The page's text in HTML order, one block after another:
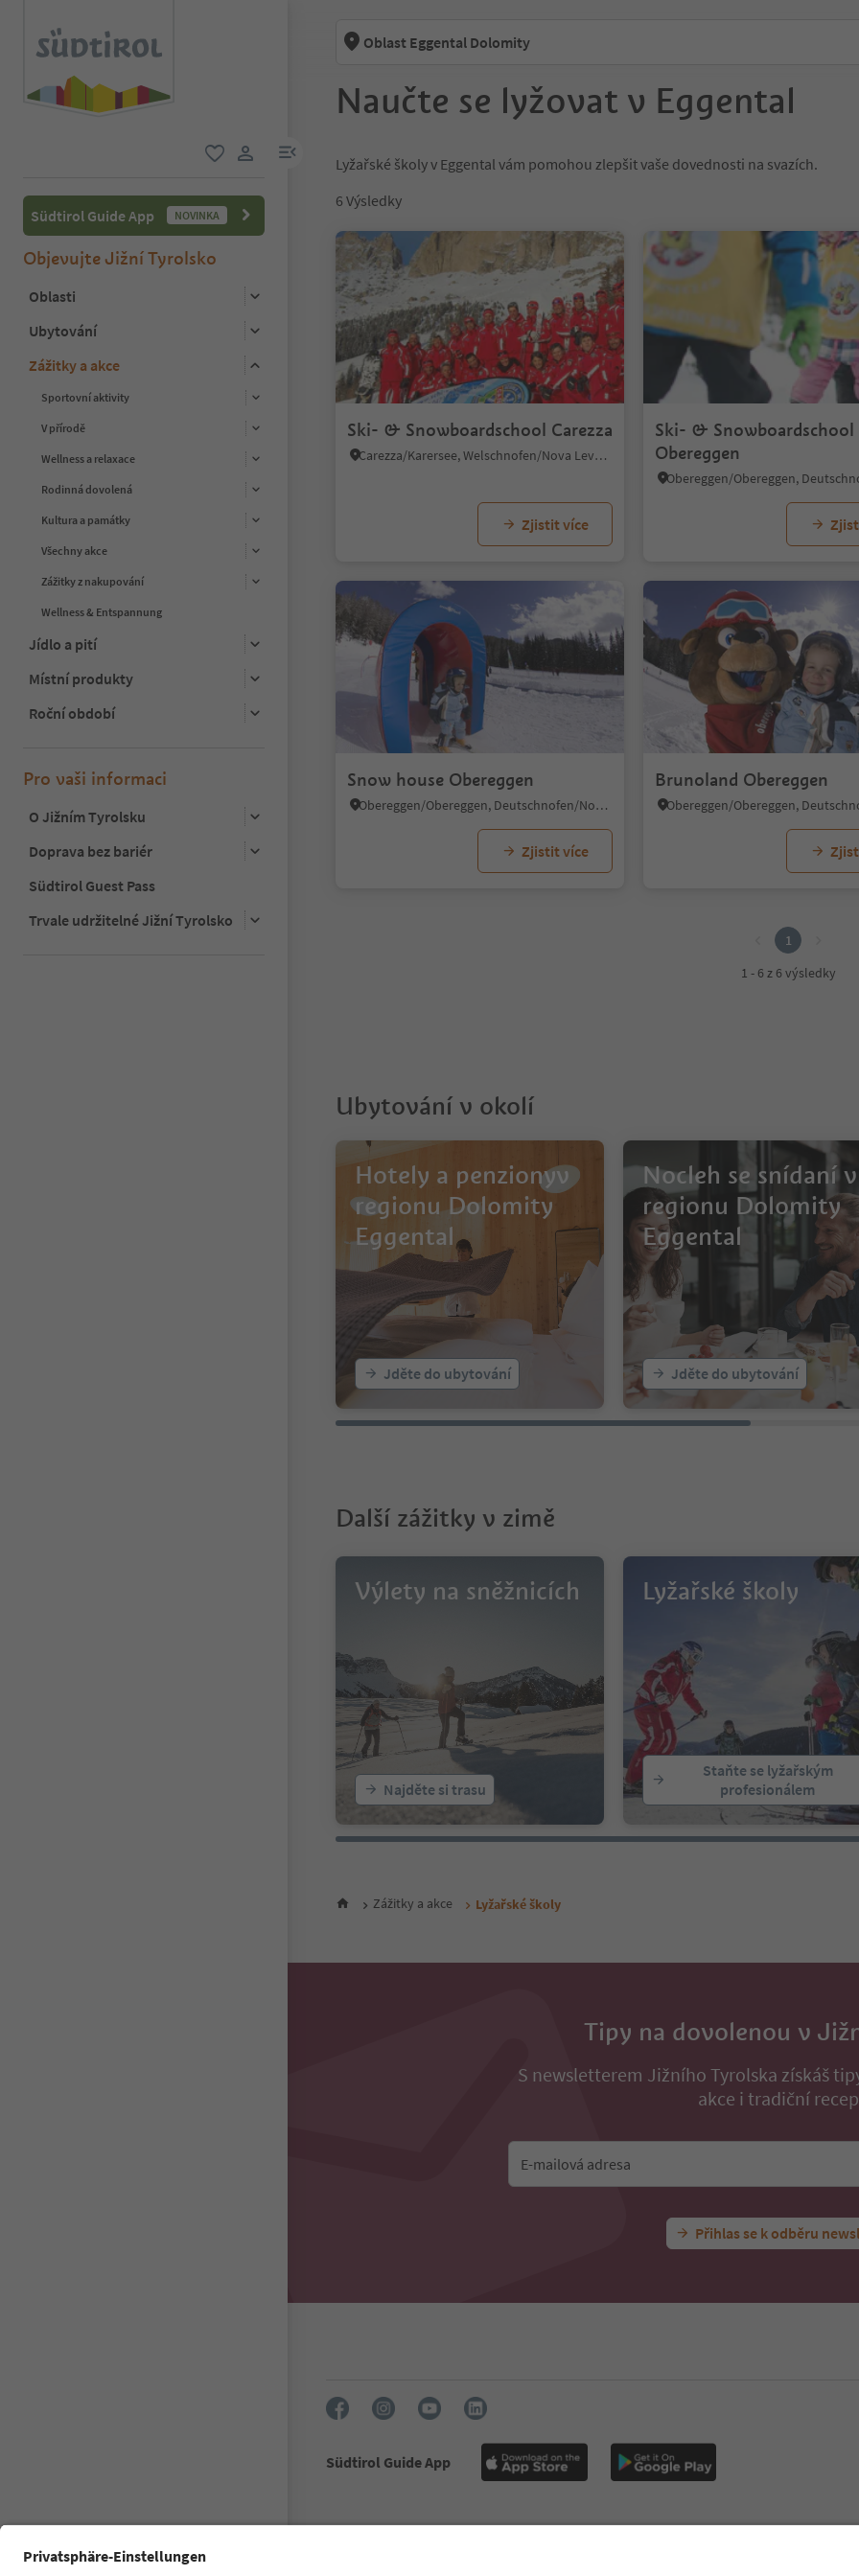
uživatelský odkaz
odkaz na menu
Südtirol Guide App NOVINKA
Objevujte Jižní Tyrolsko
Oblasti
Ubytování
Zážitky a akce
Sportovní aktivity
V přírodě
Wellness a relaxace
Rodinná dovolená
Kultura a památky
Všechny akce
Zážitky z nakupování
Wellness & Entspannung
Jídlo a pití
Místní produkty
Roční období
Pro vaši informaci
O Jižním Tyrolsku
Doprava bez bariér
Südtirol Guest Pass
Trvale udržitelné Jižní Tyrolsko
Oblast Eggental Dolomity
Naučte se lyžovat v Eggental
Lyžařské školy v Eggental vám pomohou zlepšit vaše dovednosti na svazích.
6 Výsledky
Ski- & Snowboardschool Carezza
Carezza/Karersee, Welschnofen/Nova Levante, Dolomites Region Eggental
Zjistit více
Ski- & Snowboardschool
Obereggen
Snow house Obereggen
Obereggen/Obereggen, Deutschnofen/Nova Ponente, Dolomites Region Eggental
Zjistit více
Brunoland Obereggen
1
1 - 6 z 6 výsledky
Ubytování v okolí
Hotely a penzionyv
regionu Dolomity
Eggental
Jděte do ubytování
Nocleh se snídaní v
regionu Dolomity
Eggental
Jděte do ubytování
Další zážitky v zimě
Výlety na sněžnicích
Najděte si trasu
Lyžařské školy
Staňte se lyžařským
profesionálem
Zážitky a akce Lyžařské školy
Tipy na dovolenou v
S newsletterem Jižního Tyrolska získáš
akce i tradiční
E-mailová adresa
Přihlas se k odběru
Südtirol Guide App